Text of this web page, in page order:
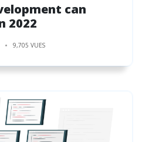
can
2022
9,705 VUES